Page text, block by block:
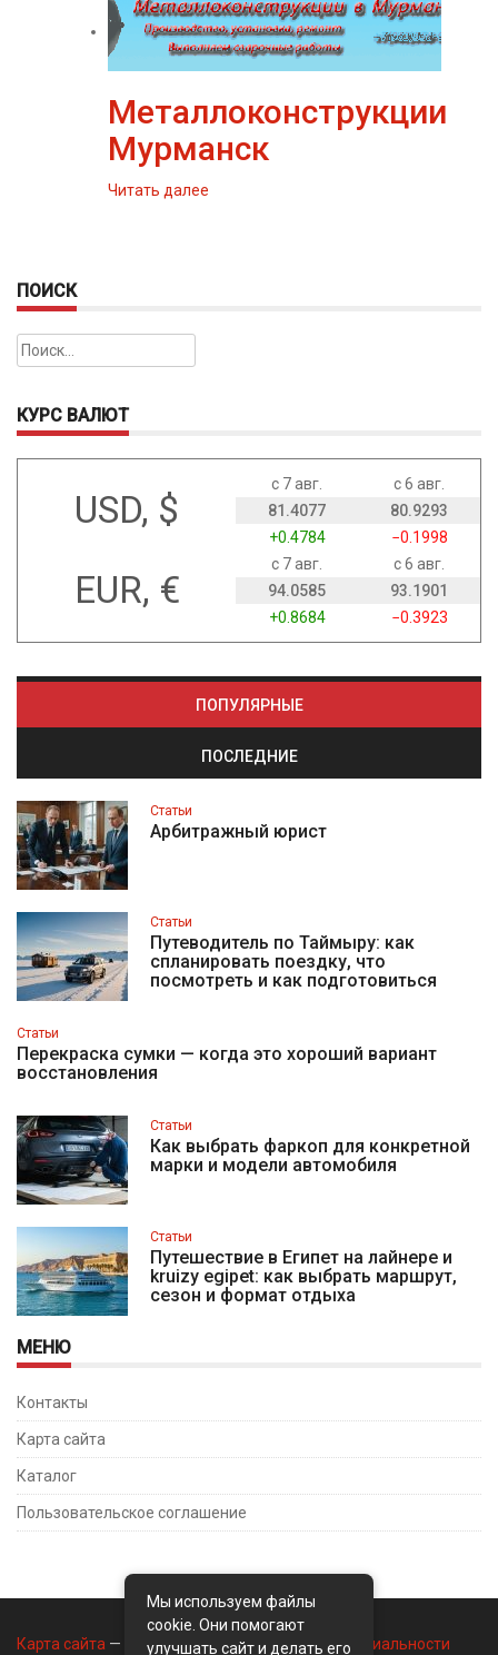
Металлоконструкции
Мурманск
Читать далее
ПОИСК
Найти:
КУРС ВАЛЮТ
USD, $
с 7 авг.
с 6 авг.
81.4077
80.9293
+0.4784
−0.1998
EUR, €
с 7 авг.
с 6 авг.
94.0585
93.1901
+0.8684
−0.3923
ПОПУЛЯРНЫЕ
ПОСЛЕДНИЕ
Статьи
Арбитражный юрист
Статьи
Путеводитель по Таймыру: как
спланировать поездку, что
посмотреть и как подготовиться
Статьи
Перекраска сумки — когда это хороший вариант
восстановления
Статьи
Как выбрать фаркоп для конкретной
марки и модели автомобиля
Статьи
Путешествие в Египет на лайнере и
kruizy egipet: как выбрать маршрут,
сезон и формат отдыха
МЕНЮ
Контакты
Карта сайта
Каталог
Пользовательское соглашение
Карта сайта — Контакты— Политика конфиденциальности
Мы используем файлы
cookie. Они помогают
улучшать сайт и делать его